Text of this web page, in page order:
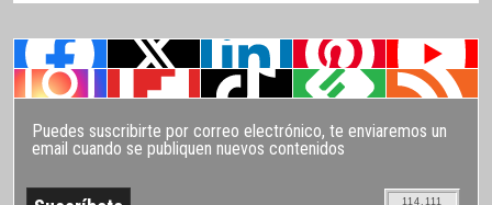
Puedes suscribirte por correo electrónico, te enviaremos un
email cuando se publiquen nuevos contenidos
114.111